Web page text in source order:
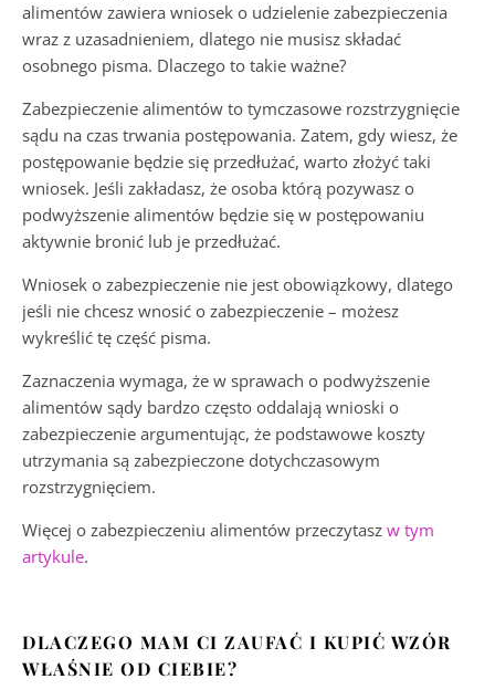
alimentów zawiera wniosek o udzielenie zabezpieczenia
wraz z uzasadnieniem, dlatego nie musisz składać
osobnego pisma. Dlaczego to takie ważne?
Zabezpieczenie alimentów to tymczasowe rozstrzygnięcie
sądu na czas trwania postępowania. Zatem, gdy wiesz, że
postępowanie będzie się przedłużać, warto złożyć taki
wniosek. Jeśli zakładasz, że osoba którą pozywasz o
podwyższenie alimentów będzie się w postępowaniu
aktywnie bronić lub je przedłużać.
Wniosek o zabezpieczenie nie jest obowiązkowy, dlatego
jeśli nie chcesz wnosić o zabezpieczenie – możesz
wykreślić tę część pisma.
Zaznaczenia wymaga, że w sprawach o podwyższenie
alimentów sądy bardzo często oddalają wnioski o
zabezpieczenie argumentując, że podstawowe koszty
utrzymania są zabezpieczone dotychczasowym
rozstrzygnięciem.
Więcej o zabezpieczeniu alimentów przeczytasz w tym
artykule.
DLACZEGO MAM CI ZAUFAĆ I KUPIĆ WZÓR
WŁAŚNIE OD CIEBIE?